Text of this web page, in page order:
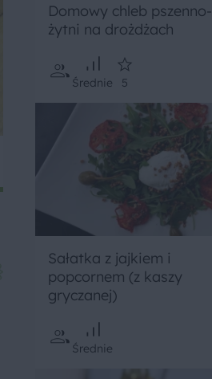
Domowy chleb pszenno-
żytni na drożdżach
Średnie 5
Sałatka z jajkiem i
popcornem (z kaszy
gryczanej)
Średnie